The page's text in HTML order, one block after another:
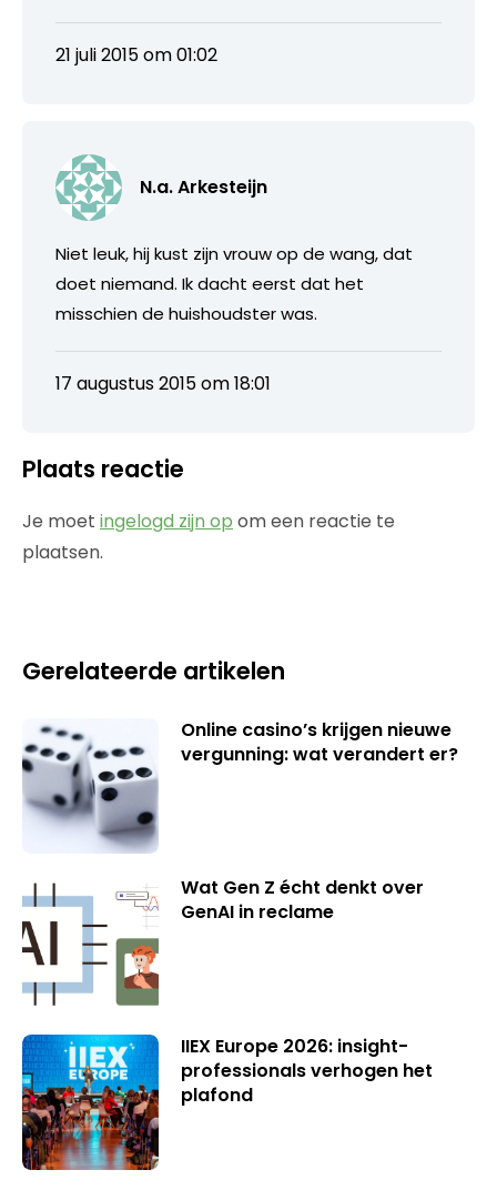
21 juli 2015 om 01:02
N.a. Arkesteijn
Niet leuk, hij kust zijn vrouw op de wang, dat
doet niemand. Ik dacht eerst dat het
misschien de huishoudster was.
17 augustus 2015 om 18:01
Plaats reactie
Je moet ingelogd zijn op om een reactie te
plaatsen.
Gerelateerde artikelen
Online casino’s krijgen nieuwe
vergunning: wat verandert er?
Wat Gen Z écht denkt over
GenAI in reclame
IIEX Europe 2026: insight-
professionals verhogen het
plafond